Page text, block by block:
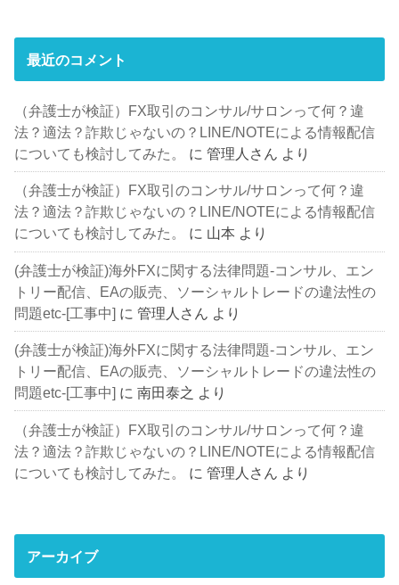
最近のコメント
（弁護士が検証）FX取引のコンサル/サロンって何？違
法？適法？詐欺じゃないの？LINE/NOTEによる情報配信
についても検討してみた。
に管理人さん より
（弁護士が検証）FX取引のコンサル/サロンって何？違
法？適法？詐欺じゃないの？LINE/NOTEによる情報配信
についても検討してみた。
に 山本 より
(弁護士が検証)海外FXに関する法律問題-コンサル、エン
トリー配信、EAの販売、ソーシャルトレードの違法性の
問題etc-[工事中] に管理人さん より
(弁護士が検証)海外FXに関する法律問題-コンサル、エン
トリー配信、EAの販売、ソーシャルトレードの違法性の
問題etc-[工事中] に南田泰之 より
（弁護士が検証）FX取引のコンサル/サロンって何？違
法？適法？詐欺じゃないの？LINE/NOTEによる情報配信
についても検討してみた。
に管理人さん より
アーカイブ